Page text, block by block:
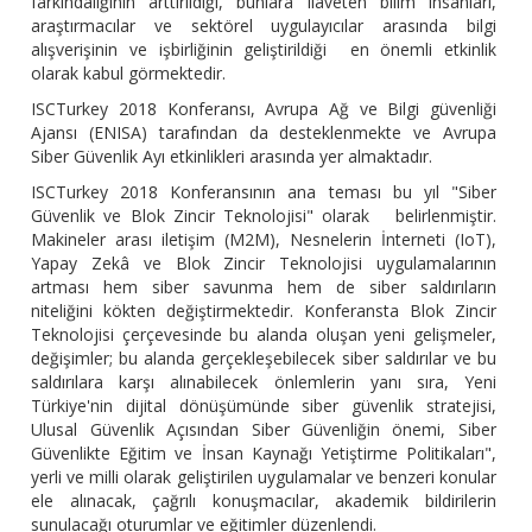
araştırmacılar ve sektörel uygulayıcılar arasında bilgi
alışverişinin ve işbirliğinin geliştirildiği en önemli etkinlik
olarak kabul görmektedir.
ISCTurkey 2018 Konferansı, Avrupa Ağ ve Bilgi güvenliği
Ajansı (ENISA) tarafından da desteklenmekte ve Avrupa
Siber Güvenlik Ayı etkinlikleri arasında yer almaktadır.
ISCTurkey 2018 Konferansının ana teması bu yıl "Siber
Güvenlik ve Blok Zincir Teknolojisi" olarak belirlenmiştir.
Makineler arası iletişim (M2M), Nesnelerin İnterneti (IoT),
Yapay Zekâ ve Blok Zincir Teknolojisi uygulamalarının
artması hem siber savunma hem de siber saldırıların
niteliğini kökten değiştirmektedir. Konferansta Blok Zincir
Teknolojisi çerçevesinde bu alanda oluşan yeni gelişmeler,
değişimler; bu alanda gerçekleşebilecek siber saldırılar ve bu
saldırılara karşı alınabilecek önlemlerin yanı sıra, Yeni
Türkiye'nin dijital dönüşümünde siber güvenlik stratejisi,
Ulusal Güvenlik Açısından Siber Güvenliğin önemi, Siber
Güvenlikte Eğitim ve İnsan Kaynağı Yetiştirme Politikaları",
yerli ve milli olarak geliştirilen uygulamalar ve benzeri konular
ele alınacak, çağrılı konuşmacılar, akademik bildirilerin
sunulacağı oturumlar ve eğitimler düzenlendi.